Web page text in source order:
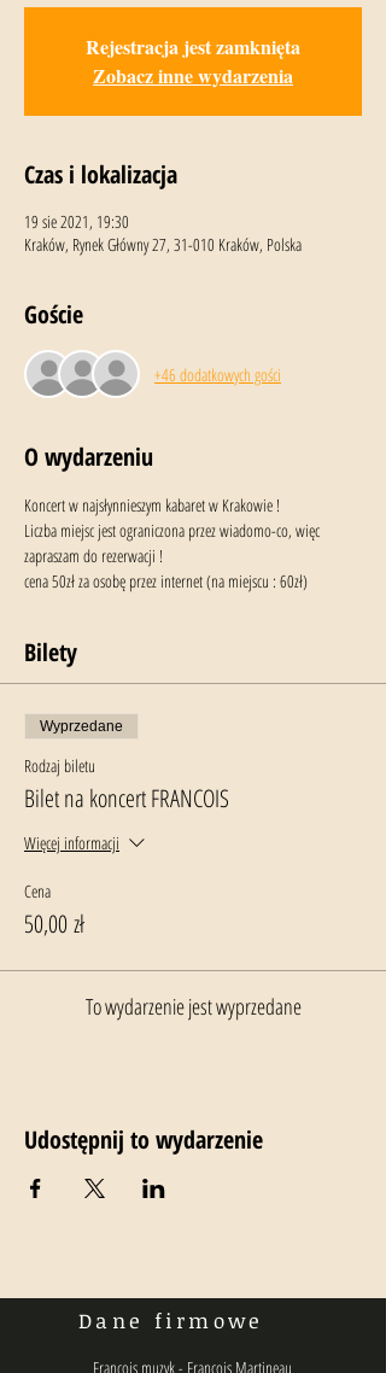
Rejestracja jest zamknięta
Zobacz inne wydarzenia
Czas i lokalizacja
19 sie 2021, 19:30
Kraków, Rynek Główny 27, 31-010 Kraków, Polska
Goście
+46 dodatkowych gości
O wydarzeniu
Koncert w najsłynnieszym kabaret w Krakowie !
Liczba miejsc jest ograniczona przez wiadomo-co, więc
zapraszam do rezerwacji !
cena 50zł za osobę przez internet (na miejscu : 60zł)
Bilety
Wyprzedane
Rodzaj biletu
Bilet na koncert FRANCOIS
Więcej informacji
Cena
50,00 zł
To wydarzenie jest wyprzedane
Udostępnij to wydarzenie
Dane firmowe
Francois muzyk - Francois Martineau